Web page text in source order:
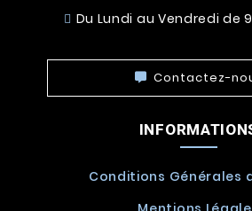
Du Lundi au Vendredi de
Contactez-
Conditions Générales